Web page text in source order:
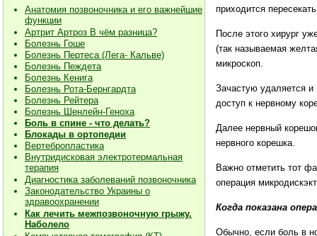
Анатомия позвоночника и его важнейшие
функции
Артрит Артроз В чём разница?
Болезнь Гоше
Болезнь Пертеса (Лега- Кальве)
Болезнь Пеждета
Болезнь Кенига
Болезнь Рота-Бернгардта
Болезнь Рейтера
Болезнь Шенлейн-Геноха
Боль в спине - что делать?
Блокады в ортопедии
Вертебропластика
Внутридисковая электротермальная
терапия
Диагностика заболеваний позвоночника
Законодательство Украины о
здравоохранении
Как лечить межпозвоночную грыжу.
Наболело
приходится
После этого хирург
(так называемая
микроскоп.
Зачастую удаляется и
доступ к нервному
Далее нервный
нервного корешка.
Важно отметить тот
операция
Когда показана
Обычно, если боль в